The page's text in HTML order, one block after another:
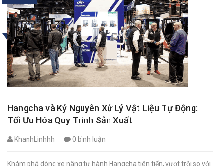
Hangcha và Kỷ Nguyên Xử Lý Vật Liệu Tự Động:
Tối Ưu Hóa Quy Trình Sản Xuất
KhanhLinhhh 0 bình luận
Khám phá dòng xe nâng tự hành Hangcha tiên tiến, vượt trội so với